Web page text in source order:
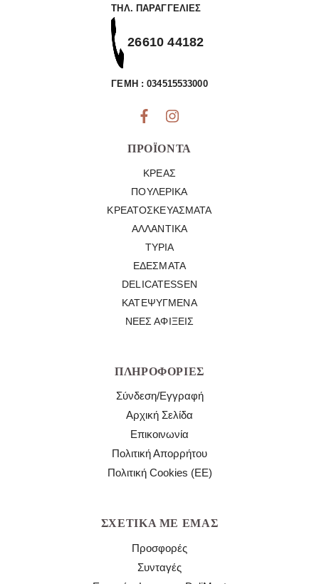
ΤΗΛ. ΠΑΡΑΓΓΕΛΊΕΣ
26610 44182
ΓΕΜΗ : 034515533000
ΠΡΟΪΌΝΤΑ
ΚΡΈΑΣ
ΠΟΥΛΕΡΙΚΆ
ΚΡΕΑΤΟΣΚΕΥΆΣΜΑΤΑ
ΑΛΛΑΝΤΙΚΆ
ΤΥΡΙΆ
ΕΔΈΣΜΑΤΑ
DELICATESSEN
ΚΑΤΕΨΥΓΜΈΝΑ
ΝΈΕΣ ΑΦΊΞΕΙΣ
ΠΛΗΡΟΦΟΡΊΕΣ
Σύνδεση/Εγγραφή
Αρχική Σελίδα
Επικοινωνία
Πολιτική Απορρήτου
Πολιτική Cookies (ΕΕ)
ΣΧΕΤΙΚΆ ΜΕ ΕΜΆΣ
Προσφορές
Συνταγές